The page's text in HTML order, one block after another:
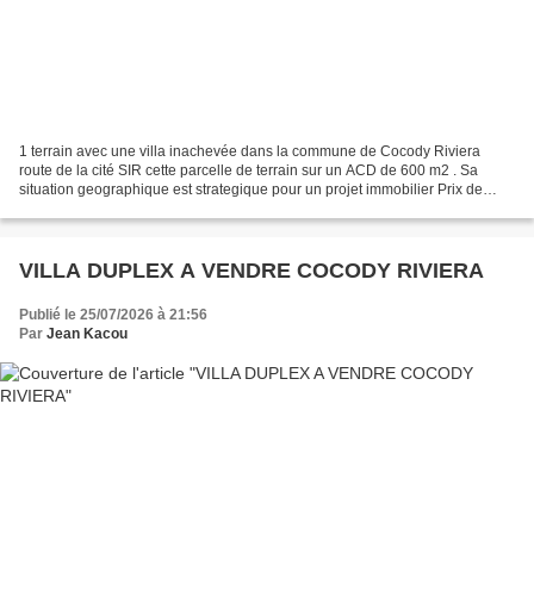
1 terrain avec une villa inachevée dans la commune de Cocody Riviera
route de la cité SIR cette parcelle de terrain sur un ACD de 600 m2 . Sa
situation geographique est strategique pour un projet immobilier Prix de
VILLA DUPLEX A VENDRE COCODY RIVIERA
Publié le 25/07/2026 à 21:56
Par Jean Kacou